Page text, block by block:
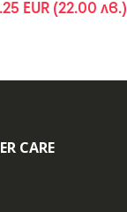
EUR (22.00 лв.)
CARE